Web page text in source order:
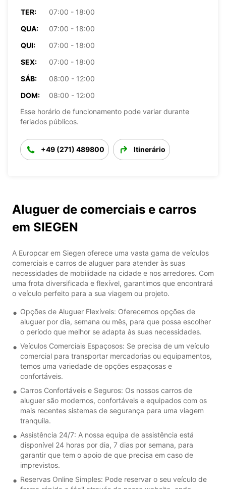
TER:
07:00 - 18:00
QUA:
07:00 - 18:00
QUI:
07:00 - 18:00
SEX:
07:00 - 18:00
SÁB:
08:00 - 12:00
DOM:
08:00 - 12:00
Esse horário de funcionamento pode variar durante
feriados públicos.
+49 (271) 489800 Itinerário
Aluguer de comerciais e carros
em SIEGEN
A Europcar em Siegen oferece uma vasta gama de veículos
comerciais e carros de aluguer para atender às suas
necessidades de mobilidade na cidade e nos arredores. Com
uma frota diversificada e flexível, garantimos que encontrará
o veículo perfeito para a sua viagem ou projeto.
Opções de Aluguer Flexíveis: Oferecemos opções de
aluguer por dia, semana ou mês, para que possa escolher
o período que melhor se adapta às suas necessidades.
Veículos Comerciais Espaçosos: Se precisa de um veículo
comercial para transportar mercadorias ou equipamentos,
temos uma variedade de opções espaçosas e
confortáveis.
Carros Confortáveis e Seguros: Os nossos carros de
aluguer são modernos, confortáveis e equipados com os
mais recentes sistemas de segurança para uma viagem
tranquila.
Assistência 24/7: A nossa equipa de assistência está
disponível 24 horas por dia, 7 dias por semana, para
garantir que tem o apoio de que precisa em caso de
imprevistos.
Reservas Online Simples: Pode reservar o seu veículo de